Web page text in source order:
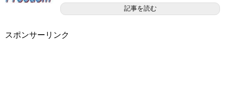
記事を読む
スポンサーリンク